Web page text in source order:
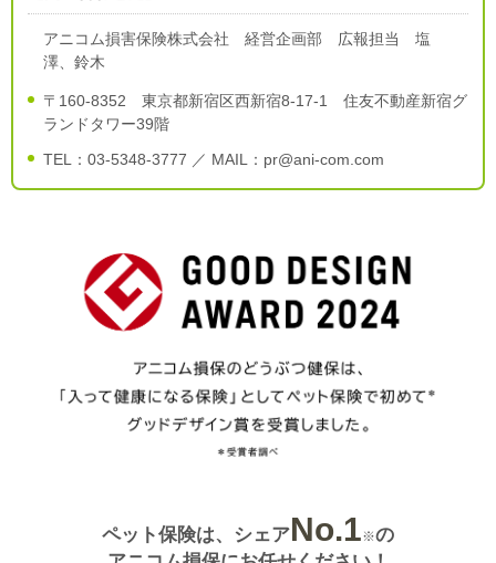
アニコム損害保険株式会社 経営企画部 広報担当 塩
澤、鈴木
〒160-8352 東京都新宿区西新宿8-17-1 住友不動産新宿グ
ランドタワー39階
TEL：03-5348-3777 ／ MAIL：pr@ani-com.com
ペット保険は、シェアNo.1※の